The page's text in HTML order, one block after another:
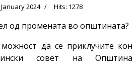
2024 Hits: 1278
од промената во општината?
да се приклучите кон
совет на Општина